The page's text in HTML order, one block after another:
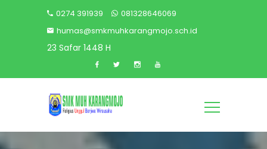
0274 391939
081328646069
humas@smkmuhkarangmojo.sch.id
23 Safar 1448 H